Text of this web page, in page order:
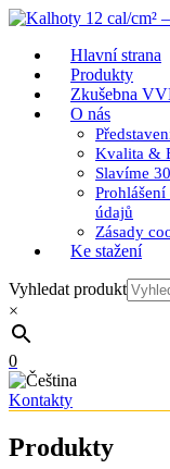
Hlavní strana
Produkty
Zkušebna
O nás
Kvalita &
Slavíme
údajů
Zásady
Ke stažení
Vyhledat produkt
×
0
Kontakty
Produkty